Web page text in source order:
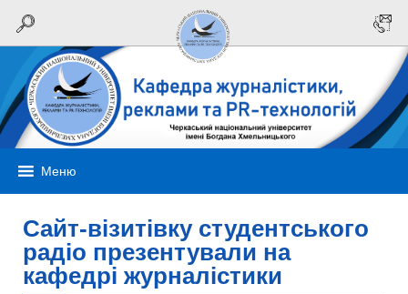
Меню
Сайт-візитівку студентського
радіо презентували на
кафедрі журналістики